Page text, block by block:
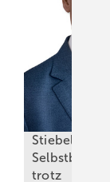
Stiebel
trotz